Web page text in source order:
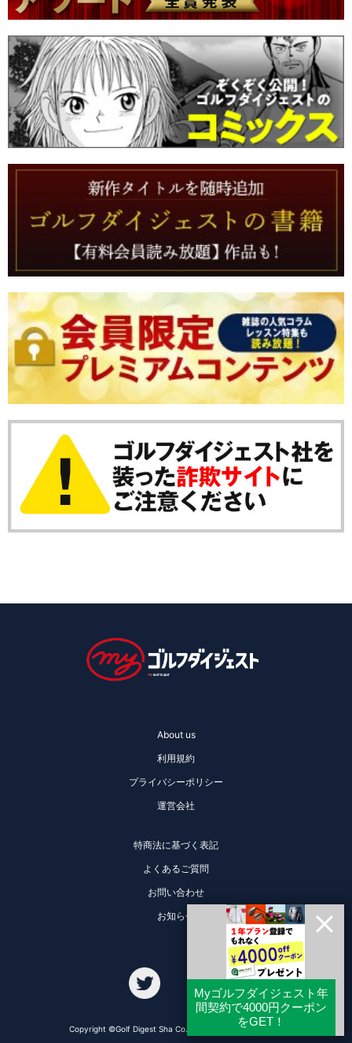
About us
利用規約
プライバシーポリシー
運営会社
特商法に基づく表記
よくあるご質問
お問い合わせ
お知らせ
Copyright ©Golf Digest Sha Co., Ltd. All Rights Reserved.